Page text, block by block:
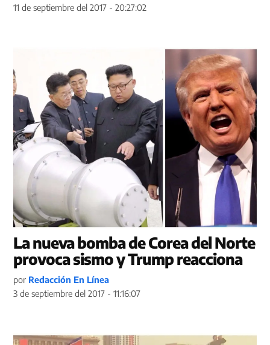
11 de septiembre del 2017 - 20:27:02
La nueva bomba de Corea del Norte
provoca sismo y Trump reacciona
por Redacción En Línea
3 de septiembre del 2017 - 11:16:07